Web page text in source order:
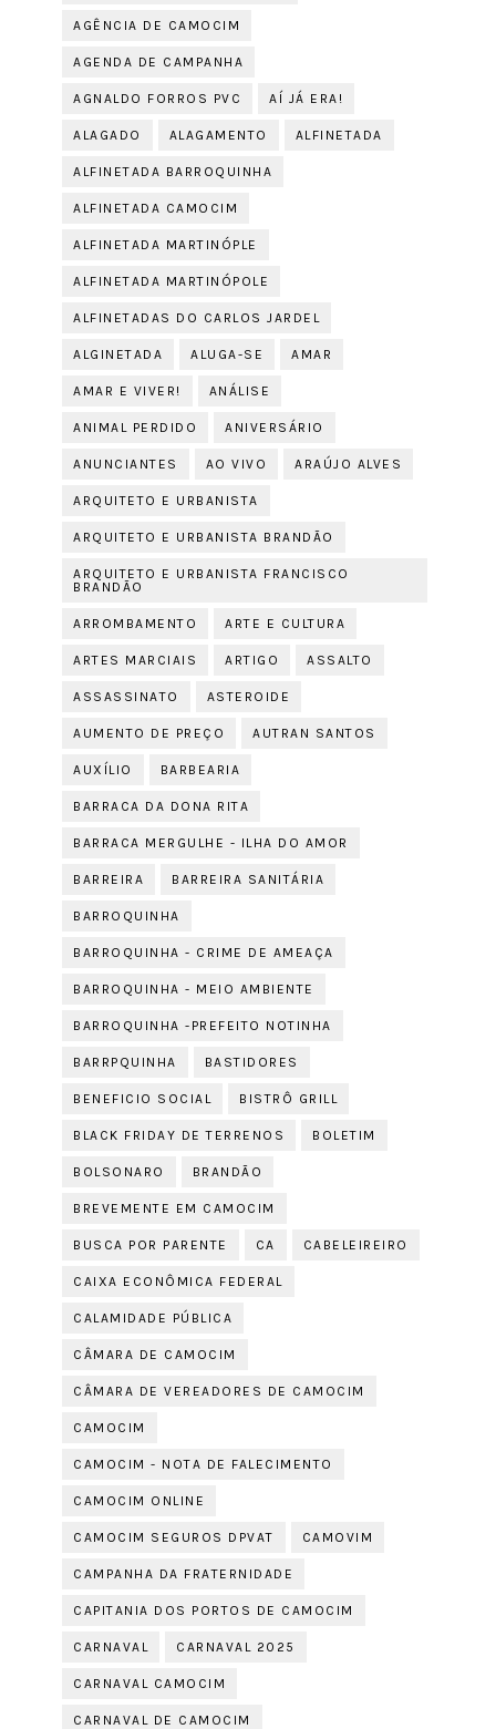
AGÊNCIA DE CAMOCIM
AGENDA DE CAMPANHA
AGNALDO FORROS PVC AÍ JÁ ERA!
ALAGADO ALAGAMENTO ALFINETADA
ALFINETADA BARROQUINHA
ALFINETADA CAMOCIM
ALFINETADA MARTINÓPLE
ALFINETADA MARTINÓPOLE
ALFINETADAS DO CARLOS JARDEL
ALGINETADA ALUGA-SE AMAR
AMAR E VIVER! ANÁLISE
ANIMAL PERDIDO ANIVERSÁRIO
ANUNCIANTES AO VIVO ARAÚJO ALVES
ARQUITETO E URBANISTA
ARQUITETO E URBANISTA BRANDÃO
ARQUITETO E URBANISTA FRANCISCO
BRANDÃO
ARROMBAMENTO ARTE E CULTURA
ARTES MARCIAIS ARTIGO ASSALTO
ASSASSINATO ASTEROIDE
AUMENTO DE PREÇO AUTRAN SANTOS
AUXÍLIO BARBEARIA
BARRACA DA DONA RITA
BARRACA MERGULHE - ILHA DO AMOR
BARREIRA BARREIRA SANITÁRIA
BARROQUINHA
BARROQUINHA - CRIME DE AMEAÇA
BARROQUINHA - MEIO AMBIENTE
BARROQUINHA -PREFEITO NOTINHA
BARRPQUINHA BASTIDORES
BENEFICIO SOCIAL BISTRÔ GRILL
BLACK FRIDAY DE TERRENOS BOLETIM
BOLSONARO BRANDÃO
BREVEMENTE EM CAMOCIM
BUSCA POR PARENTE CA CABELEIREIRO
CAIXA ECONÔMICA FEDERAL
CALAMIDADE PÚBLICA
CÂMARA DE CAMOCIM
CÂMARA DE VEREADORES DE CAMOCIM
CAMOCIM
CAMOCIM - NOTA DE FALECIMENTO
CAMOCIM ONLINE
CAMOCIM SEGUROS DPVAT CAMOVIM
CAMPANHA DA FRATERNIDADE
CAPITANIA DOS PORTOS DE CAMOCIM
CARNAVAL CARNAVAL 2025
CARNAVAL CAMOCIM
CARNAVAL DE CAMOCIM